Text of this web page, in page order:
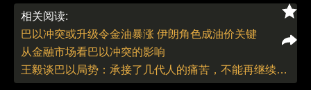
议不仅发生在白宫和政府大厦前，异见学生间的冲突也越演越烈。当地时间
2023年10月14日，路透社报道指出，许多美国大学已成为巴以双方抗议活动
的爆发点，包括哈佛大学、哥伦比亚大学、耶鲁大学、斯坦福大学和宾夕法尼
亚大学等精英高校都卷入这场“争议旋涡”，学生之间的对立关系达到白热化。
在这些大学里，各自支持巴以双方的学生群体紧张对峙，哥伦比亚大学一度封
锁校园。图：Chin Hei Leung/视觉中国
责任编辑：刘青、董德 | 版面编辑：刘青
相关阅读:
巴以冲突或升级令金油暴涨 伊朗角色成油价关键
从金融市场看巴以冲突的影响
王毅谈巴以局势：承接了几代人的痛苦，不能再继续下去了